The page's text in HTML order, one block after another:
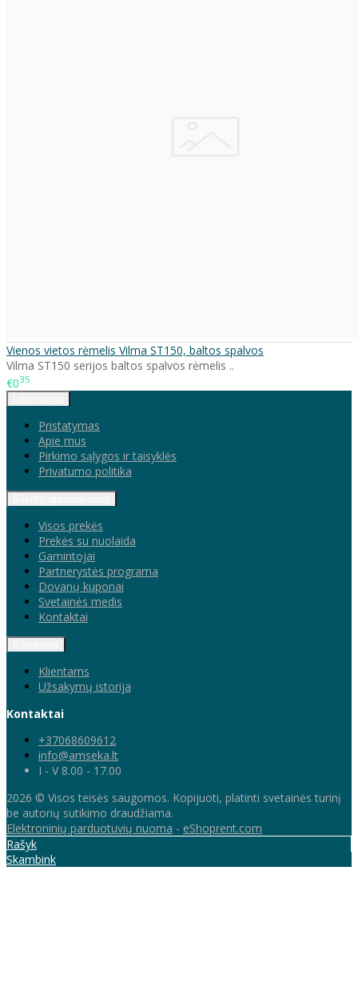
Vienos vietos rėmelis Vilma ST150, baltos spalvos
Vilma ST150 serijos baltos spalvos rėmelis ..
€035
Pristatymas
Apie mus
Pirkimo sąlygos ir taisyklės
Privatumo politika
Visos prekės
Prekės su nuolaida
Gamintojai
Partnerystės programa
Dovanų kuponai
Svetainės medis
Kontaktai
Klientams
Užsakymų istorija
Kontaktai
+37068609612
info@amseka.lt
I - V 8.00 - 17.00
2026 © Visos teisės saugomos. Kopijuoti, platinti svetainės turinį
be autorių sutikimo draudžiama.
Elektroninių parduotuvių nuoma - eShoprent.com
Rašyk
Skambink